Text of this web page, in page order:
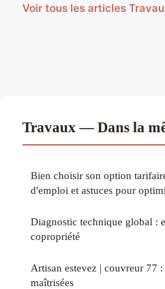
Voir tous les articles
Travaux — Dans la
Bien choisir son option
d'emploi et astuces pour
Diagnostic technique global :
copropriété
Artisan estevez | couvreur 77
maîtrisées